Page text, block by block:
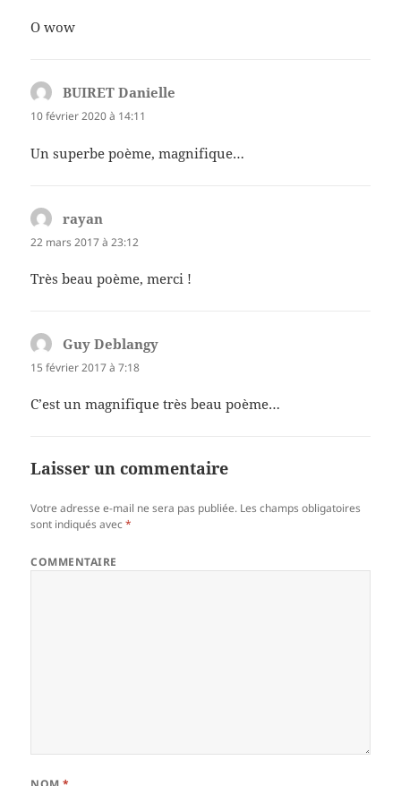
O wow
BUIRET Danielle
10 février 2020 à 14:11
Un superbe poème, magnifique…
rayan
22 mars 2017 à 23:12
Très beau poème, merci !
Guy Deblangy
15 février 2017 à 7:18
C’est un magnifique très beau poème…
Laisser un commentaire
Votre adresse e-mail ne sera pas publiée. Les champs obligatoires
sont indiqués avec*
COMMENTAIRE